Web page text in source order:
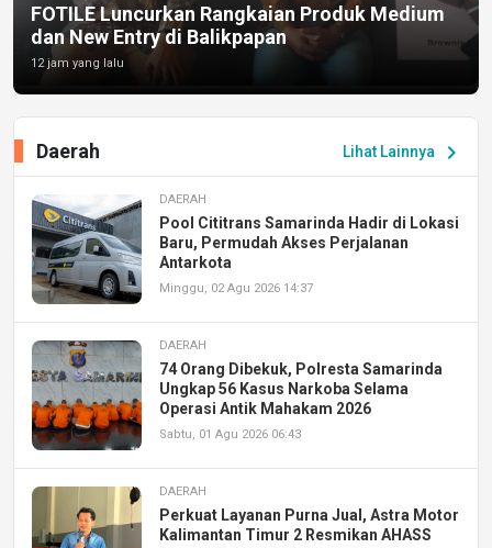
FOTILE Luncurkan Rangkaian Produk Medium
dan New Entry di Balikpapan
12 jam yang lalu
Lihat Lainnya chevron_right
Daerah
DAERAH
Pool Cititrans Samarinda Hadir di Lokasi
Baru, Permudah Akses Perjalanan
Antarkota
Minggu, 02 Agu 2026 14:37
DAERAH
74 Orang Dibekuk, Polresta Samarinda
Ungkap 56 Kasus Narkoba Selama
Operasi Antik Mahakam 2026
Sabtu, 01 Agu 2026 06:43
DAERAH
Perkuat Layanan Purna Jual, Astra Motor
Kalimantan Timur 2 Resmikan AHASS